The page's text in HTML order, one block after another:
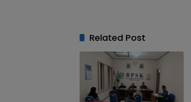
Related Post